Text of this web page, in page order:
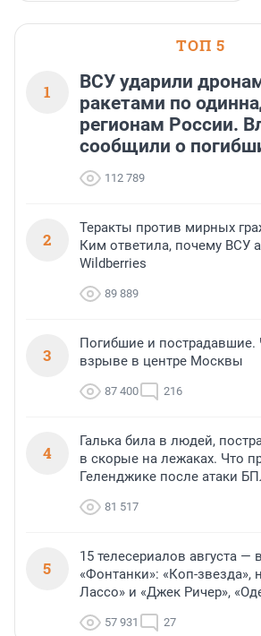
ТОП 5
1
ВСУ ударили
ракетами по
регионам России.
сообщили о
112 789
2
Теракты против мирных
Ким ответила, почему ВСУ
Wildberries
89 889
3
Погибшие и пострадавшие.
взрыве в центре Москвы
87 400 216
4
Галька била в людей,
в скорые на лежаках. Что
Геленджике после атаки
81 517
5
15 телесериалов августа —
«Фонтанки»: «Коп-звезда»,
Лассо» и «Джек Ричер»,
57 931 27